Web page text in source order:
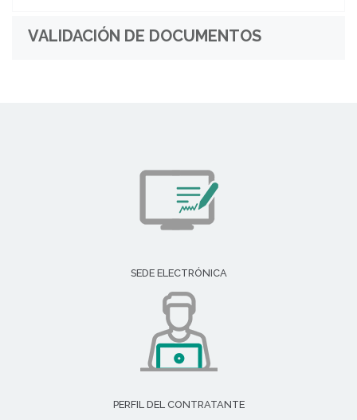
VALIDACIÓN DE DOCUMENTOS
SEDE ELECTRÓNICA
PERFIL DEL CONTRATANTE